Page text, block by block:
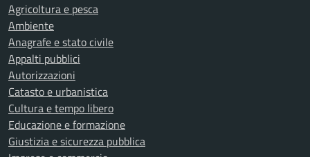
Agricoltura e pesca
Ambiente
Anagrafe e stato civile
Appalti pubblici
Autorizzazioni
Catasto e urbanistica
Cultura e tempo libero
Educazione e formazione
Giustizia e sicurezza pubblica